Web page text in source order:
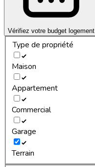
Vérifiez votre budget logement
Type de propriété
Maison
Appartement
Commercial
Garage
Terrain